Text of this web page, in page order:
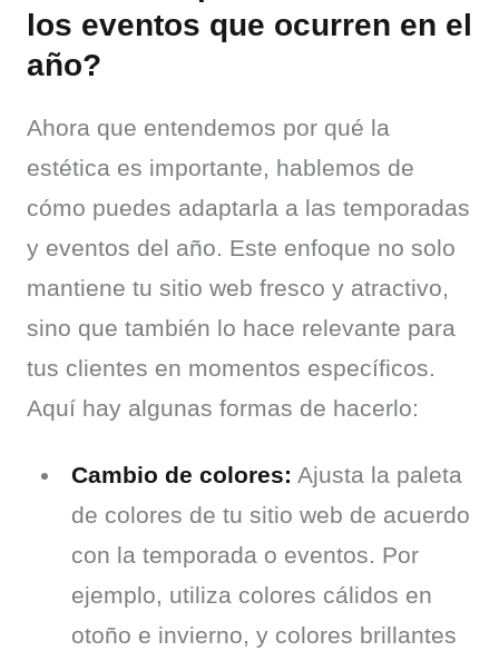
los eventos que ocurren en el
año?
Ahora que entendemos por qué la
estética es importante, hablemos de
cómo puedes adaptarla a las temporadas
y eventos del año. Este enfoque no solo
mantiene tu sitio web fresco y atractivo,
sino que también lo hace relevante para
tus clientes en momentos específicos.
Aquí hay algunas formas de hacerlo:
Cambio de colores: Ajusta la paleta
de colores de tu sitio web de acuerdo
con la temporada o eventos. Por
ejemplo, utiliza colores cálidos en
otoño e invierno, y colores brillantes